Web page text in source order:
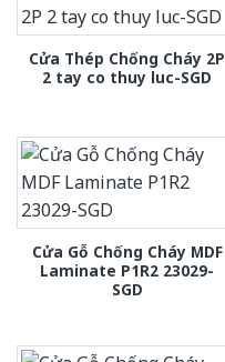
Cửa Thép Chống Cháy 2P
2 tay co thuy luc-SGD
Cửa Gỗ Chống Cháy MDF
Laminate P1R2 23029-
SGD